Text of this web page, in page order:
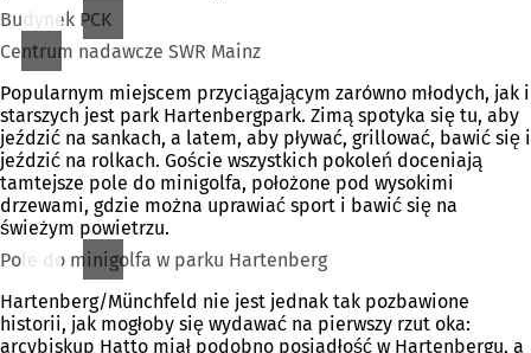
Budynek PCK
Centrum nadawcze SWR Mainz
Popularnym miejscem przyciągającym zarówno młodych, jak i
starszych jest park Hartenbergpark. Zimą spotyka się tu, aby
jeździć na sankach, a latem, aby pływać, grillować, bawić się i
jeździć na rolkach. Goście wszystkich pokoleń doceniają
tamtejsze pole do minigolfa, położone pod wysokimi
drzewami, gdzie można uprawiać sport i bawić się na
świeżym powietrzu.
Pole do minigolfa w parku Hartenberg
Hartenberg/Münchfeld nie jest jednak tak pozbawione
historii, jak mogłoby się wydawać na pierwszy rzut oka:
arcybiskup Hatto miał podobno posiadłość w Hartenbergu, a